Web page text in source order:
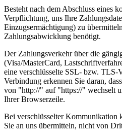
Besteht nach dem Abschluss eines
Verpflichtung, uns Ihre
Einzugsermächtigung) zu
Zahlungsabwicklung benötigt.
Der Zahlungsverkehr über die
(Visa/MasterCard,
eine verschlüsselte SSL- bzw. TLS-
Verbindung erkennen Sie daran,
von "http://" auf "https://" wechselt
Ihrer Browserzeile.
Bei verschlüsselter Kommunikation
Sie an uns übermitteln, nicht von